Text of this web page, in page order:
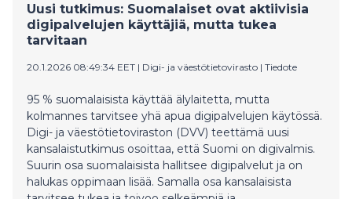
Uusi tutkimus: Suomalaiset ovat aktiivisia
digipalvelujen käyttäjiä, mutta tukea
tarvitaan
20.1.2026 08:49:34 EET | Digi- ja väestötietovirasto | Tiedote
95 % suomalaisista käyttää älylaitetta, mutta
kolmannes tarvitsee yhä apua digipalvelujen käytössä.
Digi- ja väestötietoviraston (DVV) teettämä uusi
kansalaistutkimus osoittaa, että Suomi on digivalmis.
Suurin osa suomalaisista hallitsee digipalvelut ja on
halukas oppimaan lisää. Samalla osa kansalaisista